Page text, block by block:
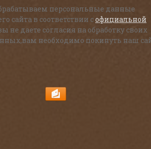
персональные данные
сайта в соответствии софициальной
не даете согласия на обработку своих
необходимо покинуть наш